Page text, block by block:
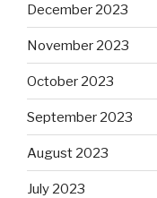
December 2023
November 2023
October 2023
September 2023
August 2023
July 2023